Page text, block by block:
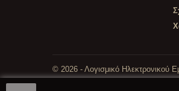
© 2026 - Λογισμικό Ηλεκτρονικού